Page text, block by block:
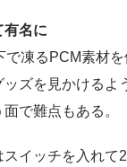
有名に
凍るPCM素材を
ズを見かけるよ
で難点もある。
イッチを入れて